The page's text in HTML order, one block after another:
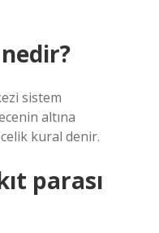
sistem
altına
kural denir.
parası